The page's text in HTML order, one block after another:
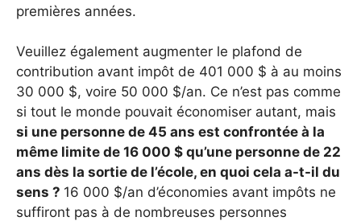
premières années.
Veuillez également augmenter le plafond de
contribution avant impôt de 401 000 $ à au moins
30 000 $, voire 50 000 $/an. Ce n’est pas comme
si tout le monde pouvait économiser autant, mais
si une personne de 45 ans est confrontée à la
même limite de 16 000 $ qu’une personne de 22
ans dès la sortie de l’école, en quoi cela a-t-il du
sens ? 16 000 $/an d’économies avant impôts ne
suffiront pas à de nombreuses personnes